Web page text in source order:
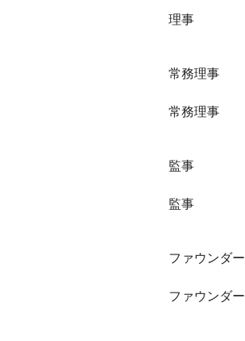
理事
常務理事
常務理事
監事
監事
ファウンダー
ファウンダー